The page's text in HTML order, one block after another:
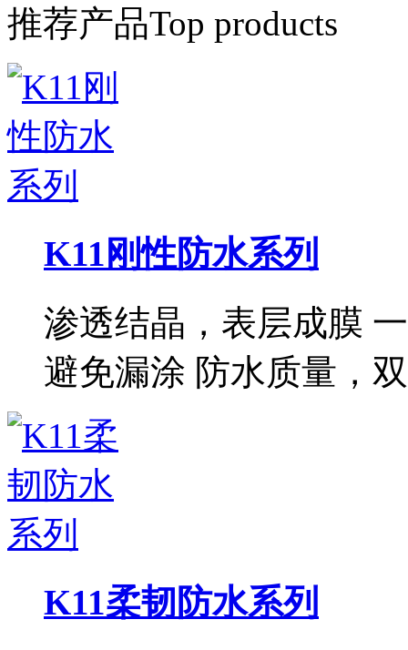
推荐产品Top products
K11刚性防水系列
渗透结晶，表层成膜
避免漏涂 防水质量，
K11柔韧防水系列